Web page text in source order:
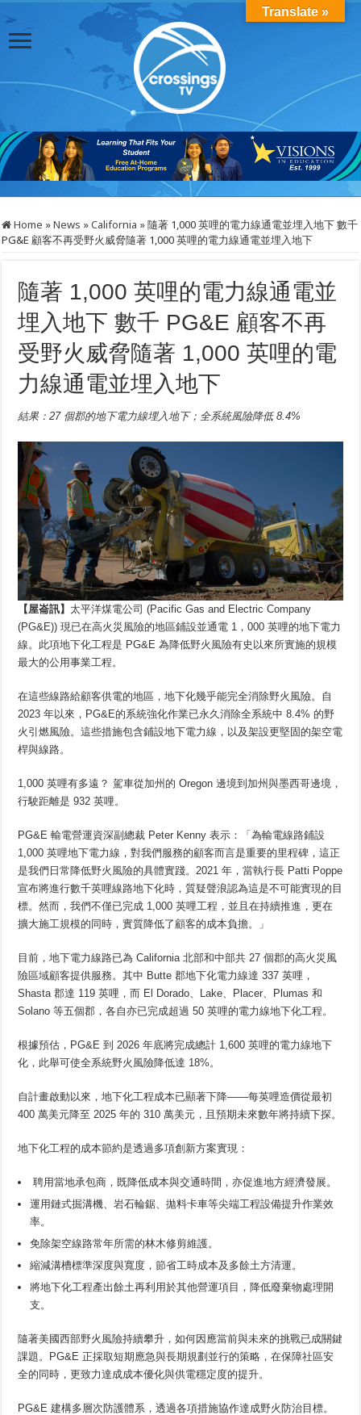
Home »News »California »隨著 1,000 英哩的電力線通電並埋入地下 數千
PG&E 顧客不再受野火威脅隨著 1,000 英哩的電力線通電並埋入地下
隨著 1,000 英哩的電力線通電並
埋入地下 數千 PG&E 顧客不再
受野火威脅隨著 1,000 英哩的電
力線通電並埋入地下
結果：27 個郡的地下電力線埋入地下；全系統風險降低 8.4%
【屋崙訊】太平洋煤電公司 (Pacific Gas and Electric Company
(PG&E)) 現已在高火災風險的地區鋪設並通電 1，000 英哩的地下電力
線。此項地下化工程是 PG&E 為降低野火風險有史以來所實施的規模
最大的公用事業工程。
在這些線路給顧客供電的地區，地下化幾乎能完全消除野火風險。自
2023 年以來，PG&E的系統強化作業已永久消除全系統中 8.4% 的野
火引燃風險。這些措施包含鋪設地下電力線，以及架設更堅固的架空電
桿與線路。
1,000 英哩有多遠？ 駕車從加州的 Oregon 邊境到加州與墨西哥邊境，
行駛距離是 932 英哩。
PG&E 輸電營運資深副總裁 Peter Kenny 表示：「為輸電線路鋪設
1,000 英哩地下電力線，對我們服務的顧客而言是重要的里程碑，這正
是我們日常降低野火風險的具體實踐。2021 年，當執行長 Patti Poppe
宣布將進行數千英哩線路地下化時，質疑聲浪認為這是不可能實現的目
標。然而，我們不僅已完成 1,000 英哩工程，並且在持續推進，更在
擴大施工規模的同時，實質降低了顧客的成本負擔。」
目前，地下電力線路已為 California 北部和中部共 27 個郡的高火災風
險區域顧客提供服務。其中 Butte 郡地下化電力線達 337 英哩，
Shasta 郡達 119 英哩，而 El Dorado、Lake、Placer、Plumas 和
Solano 等五個郡，各自亦已完成超過 50 英哩的電力線地下化工程。
根據預估，PG&E 到 2026 年底將完成總計 1,600 英哩的電力線地下
化，此舉可使全系統野火風險降低達 18%。
自計畫啟動以來，地下化工程成本已顯著下降——每英哩造價從最初
400 萬美元降至 2025 年的 310 萬美元，且預期未來數年將持續下探。
地下化工程的成本節約是透過多項創新方案實現：
聘用當地承包商，既降低成本與交通時間，亦促進地方經濟發展。
運用鏈式掘溝機、岩石輪鋸、拋料卡車等尖端工程設備提升作業效
率。
免除架空線路常年所需的林木修剪維護。
縮減溝槽標準深度與寬度，節省工時成本及多餘土方清運。
將地下化工程產出餘土再利用於其他營運項目，降低廢棄物處理開
支。
隨著美國西部野火風險持續攀升，如何因應當前與未來的挑戰已成關鍵
課題。PG&E 正採取短期應急與長期規劃並行的策略，在保障社區安
全的同時，更致力達成成本優化與供電穩定度的提升。
PG&E 建構多層次防護體系，透過各項措施協作達成野火防治目標。
Translate »